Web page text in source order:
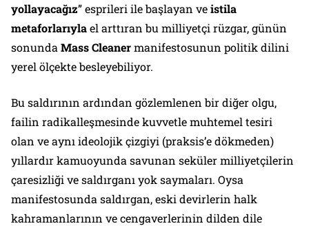
yollayacağız” esprileri ile başlayan veistila
metaforlarıylael arttıran bu milliyetçi rüzgar, günün
sonunda Mass Cleanermanifestosunun politik dilini
yerel ölçekte besleyebiliyor.
Bu saldırının ardından gözlemlenen bir diğer olgu,
failin radikalleşmesinde kuvvetle muhtemel tesiri
olan ve aynı ideolojik çizgiyi (praksis’e dökmeden)
yıllardır kamuoyunda savunan seküler milliyetçilerin
çaresizliği ve saldırganı yok saymaları. Oysa
manifestosunda saldırgan, eski devirlerin halk
kahramanlarının ve cengaverlerinin dilden dile